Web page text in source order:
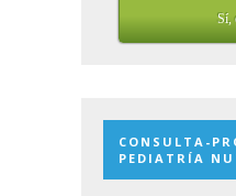
Sí,
CONSULTA-
PEDIATRÍA